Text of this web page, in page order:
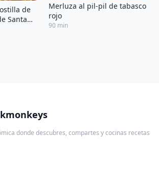
de
Santa
Merluza al pil-pil de tabasco
rojo
90 min
donde descubres, compartes y cocinas recetas